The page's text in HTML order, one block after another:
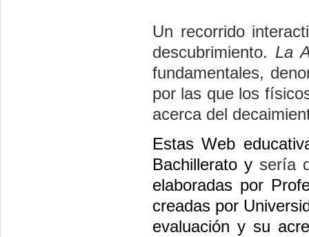
Un recorrido
descubrimiento. La
fundamentales,
por las que los
acerca del
Estas Web
Bachillerato y sería
elaboradas por
creadas por
evaluación y su